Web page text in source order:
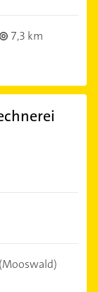
7,3 km
(Mooswald)